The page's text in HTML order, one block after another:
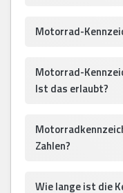
Motorrad-
Motorrad-
Ist das erlaubt?
Zahlen?
Wie lange ist die